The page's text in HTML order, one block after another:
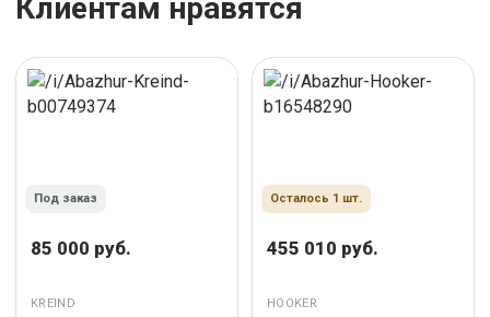
Клиентам нравятся
Под заказ
85 000 руб.
KREIND
Осталось 1 шт.
455 010 руб.
HOOKER